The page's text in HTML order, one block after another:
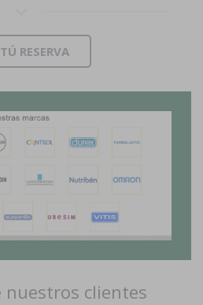
RESERVA
nuestros clientes